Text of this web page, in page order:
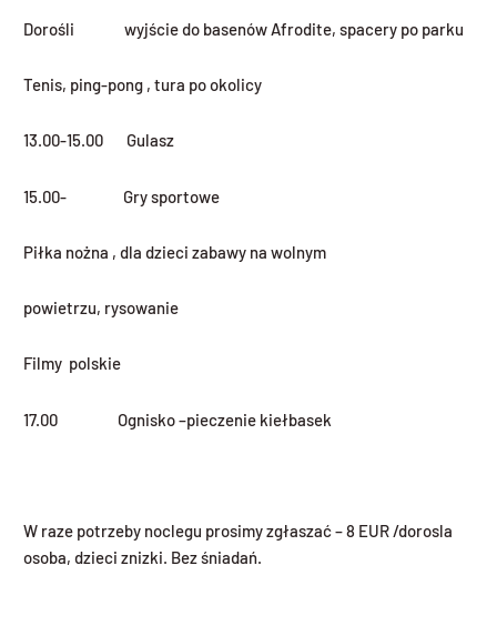
Dorośli wyjście do basenów Afrodite, spacery po parku
Tenis, ping-pong , tura po okolicy
13.00-15.00 Gulasz
15.00- Gry sportowe
Piłka nożna , dla dzieci zabawy na wolnym
powietrzu, rysowanie
Filmy polskie
17.00 Ognisko –pieczenie kiełbasek
W raze potrzeby noclegu prosimy zgłaszać – 8 EUR /dorosla
osoba, dzieci znizki. Bez śniadań.